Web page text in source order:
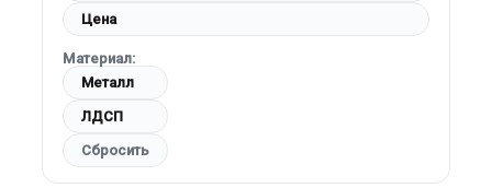
Цена
Материал:
Металл
ЛДСП
Сбросить